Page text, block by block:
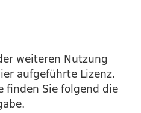
weiteren Nutzung
aufgeführte Lizenz.
finden Sie folgend die